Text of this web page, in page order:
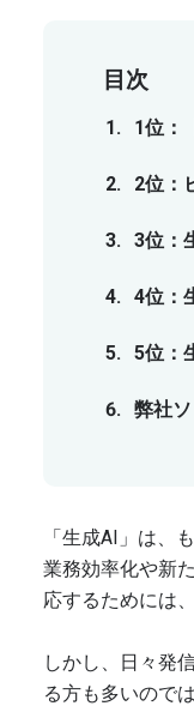
「生成AI」は、
業務効率化や新
応するためには
しかし、日々発
る方も多いので
目次
1位：
2位：
3位：
4位：
5位：
弊社